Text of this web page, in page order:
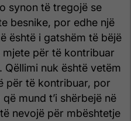
synon të tregojë se
besnike, por edhe një
është i gatshëm të bëjë
për të kontribuar
Qëllimi nuk është vetëm
për të kontribuar, por
mund t’i shërbejë në
nevojë për mbështetje